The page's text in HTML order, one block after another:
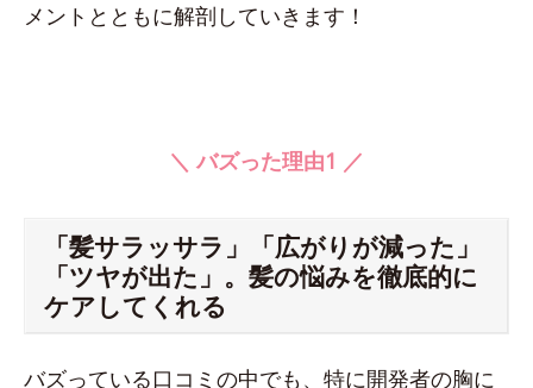
メントとともに解剖していきます！
＼ バズった理由1 ／
「髪サラッサラ」「広がりが減った」
「ツヤが出た」。髪の悩みを徹底的に
ケアしてくれる
バズっている口コミの中でも、特に開発者の胸に